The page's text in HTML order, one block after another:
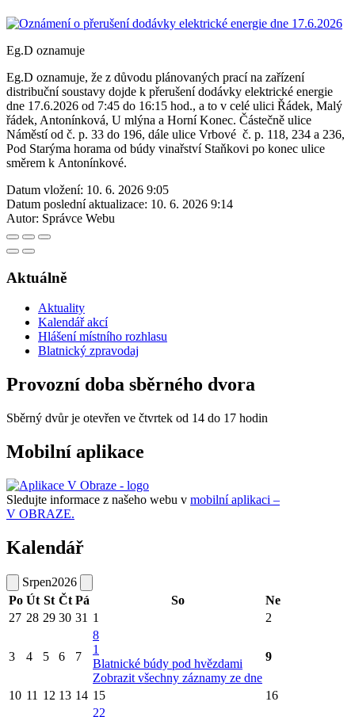
Eg.D oznamuje
Eg.D oznamuje, že z důvodu plánovaných prací na zařízení
distribuční soustavy dojde k přerušení dodávky elektrické energie
dne 17.6.2026 od 7:45 do 16:15 hod., a to v celé ulici Řádek, Malý
řádek, Antonínková, U mlýna a Horní Konec. Částečně ulice
Náměstí od č. p. 33 do 196, dále ulice Vrbové č. p. 118, 234 a 236,
Pod Starýma horama od búdy vinařství Staňkovi po konec ulice
směrem k Antonínkové.
Datum vložení: 10. 6. 2026 9:05
Datum poslední aktualizace: 10. 6. 2026 9:14
Autor: Správce Webu
Aktuálně
Aktuality
Kalendář akcí
Hlášení místního rozhlasu
Blatnický zpravodaj
Provozní doba sběrného dvora
Sběrný dvůr je otevřen ve čtvrtek od 14 do 17 hodin
Mobilní aplikace
Sledujte informace z našeho webu v mobilní aplikaci –
V OBRAZE.
Kalendář
Srpen2026
Po Út St Čt Pá So
Ne
27 28 29 30 31 1 2
3 4 5 6 7
8
1
Blatnické búdy pod hvězdami
Zobrazit všechny záznamy ze dne
9
10 11 12 13 14 15
16
22